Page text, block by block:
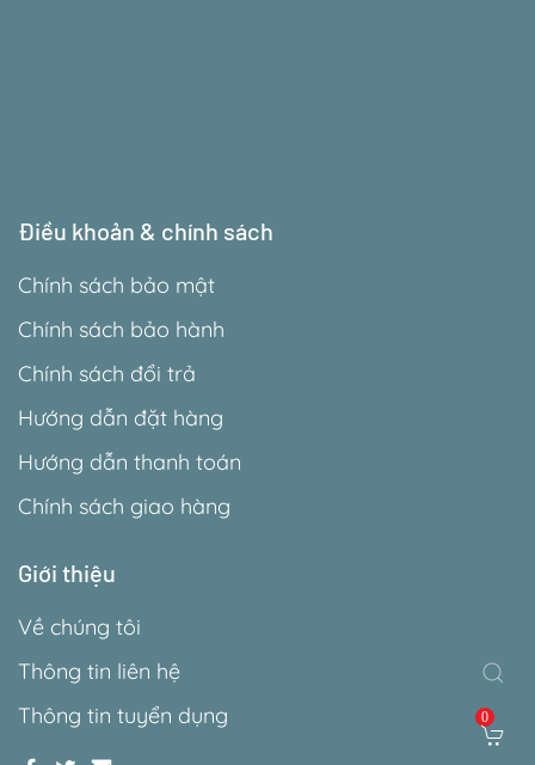
Điều khoản & chính sách
Chính sách bảo mật
Chính sách bảo hành
Chính sách đổi trả
Hướng dẫn đặt hàng
Hướng dẫn thanh toán
Chính sách giao hàng
Giới thiệu
Về chúng tôi
Thông tin liên hệ
Thông tin tuyển dụng
0